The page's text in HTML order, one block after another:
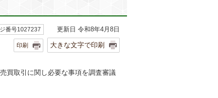
番号1027237 更新日 令和8年4月8日
印刷 大きな文字で印刷
買取引に関し必要な事項を調査審議